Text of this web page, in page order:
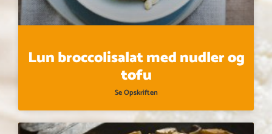
Lun broccolisalat med nudler og
tofu
Se Opskriften